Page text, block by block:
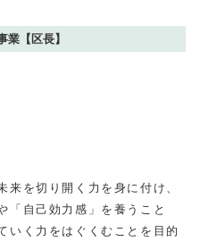
【区長】
を切り開く力を身に付け、
「自己効力感」を養うこと
いく力をはぐくむことを目的